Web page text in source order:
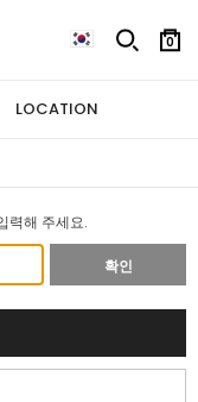
0
LOCATION
력해 주세요.
확인